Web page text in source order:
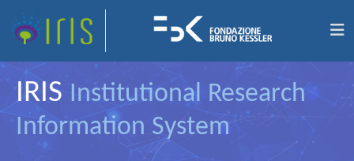
IRIS Institutional Research
Information System